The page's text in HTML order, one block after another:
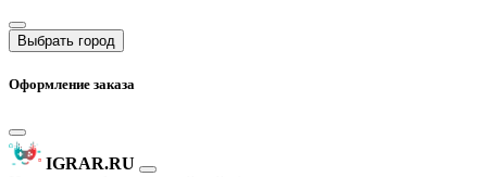
Выбрать город
Оформление заказа
IGRAR.RU